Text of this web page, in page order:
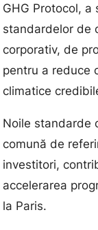
GHG Protocol, a
standardelor de
corporativ, de
pentru a reduce
climatice
Noile standarde
comună de
investitori,
accelerarea
la Paris.